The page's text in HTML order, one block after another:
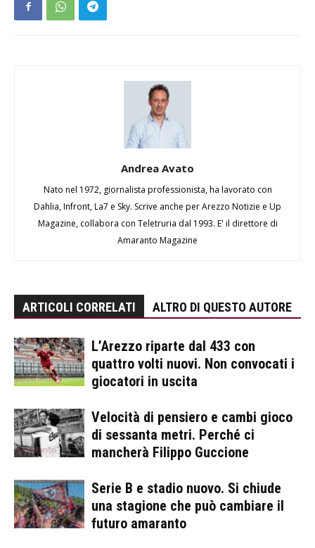
Andrea Avato
Nato nel 1972, giornalista professionista, ha lavorato con
Dahlia, Infront, La7 e Sky. Scrive anche per Arezzo Notizie e Up
Magazine, collabora con Teletruria dal 1993. E' il direttore di
Amaranto Magazine
ARTICOLI CORRELATI ALTRO DI QUESTO AUTORE
L’Arezzo riparte dal 433 con
quattro volti nuovi. Non convocati i
giocatori in uscita
Velocità di pensiero e cambi gioco
di sessanta metri. Perché ci
mancherà Filippo Guccione
Serie B e stadio nuovo. Si chiude
una stagione che può cambiare il
futuro amaranto